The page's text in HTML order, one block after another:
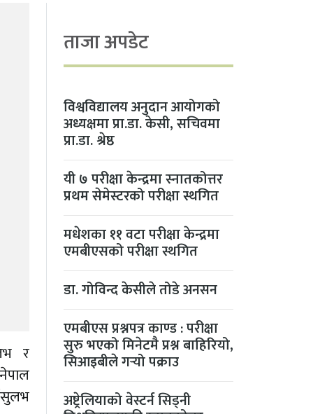
र
ताजा अपडेट
विश्वविद्यालय अनुदान आयोगको
अध्यक्षमा प्रा.डा. केसी, सचिवमा
प्रा.डा. श्रेष्ठ
यी ७ परीक्षा केन्द्रमा स्नातकोत्तर
प्रथम सेमेस्टरको परीक्षा स्थगित
मधेशका ११ वटा परीक्षा केन्द्रमा
एमबीएसको परीक्षा स्थगित
डा. गोविन्द केसीले तोडे अनसन
एमबीएस प्रश्नपत्र काण्ड : परीक्षा
सुरु भएको मिनेटमै प्रश्न बाहिरियो,
सिआइबीले गर्‍यो पक्राउ
अष्ट्रेलियाको वेस्टर्न सिड्नी